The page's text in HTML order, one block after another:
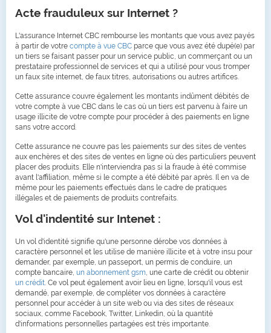
Acte frauduleux sur Internet ?
L'assurance Internet CBC rembourse les montants que vous avez payés
à partir de votre compte à vue CBC parce que vous avez été dupé(e) par
un tiers se faisant passer pour un service public, un commerçant ou un
prestataire professionnel de services et qui a utilisé pour vous tromper
un faux site internet, de faux titres, autorisations ou autres artifices.
Cette assurance couvre également les montants indûment débités de
votre compte à vue CBC dans le cas où un tiers est parvenu à faire un
usage illicite de votre compte pour procéder à des paiements en ligne
sans votre accord.
Cette assurance ne couvre pas les paiements sur des sites de ventes
aux enchères et des sites de ventes en ligne où des particuliers peuvent
placer des produits. Elle n'interviendra pas si la fraude à été commise
avant l'affiliation, même si le compte a été débité par après. Il en va de
même pour les paiements effectués dans le cadre de pratiques
illégales et de paiements de produits contrefaits.
Vol d'indentité sur Intenet :
Un vol d'identité signifie qu'une personne dérobe vos données à
caractère personnel et les utilise de manière illicite et à votre insu pour
demander, par exemple, un passeport, un permis de conduire, un
compte bancaire, un abonnement gsm, une carte de crédit ou obtenir
un crédit. Ce vol peut également avoir lieu en ligne, lorsqu'il vous est
demandé, par exemple, de compléter vos données à caractère
personnel pour accéder à un site web ou via des sites de réseaux
sociaux, comme Facebook, Twitter, Linkedin, où la quantité
d'informations personnelles partagées est très importante.